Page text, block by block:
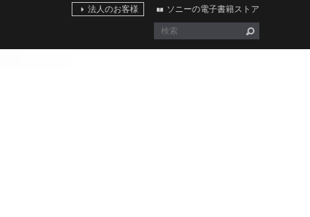
法人のお客様 ソニーの電子書籍ストア